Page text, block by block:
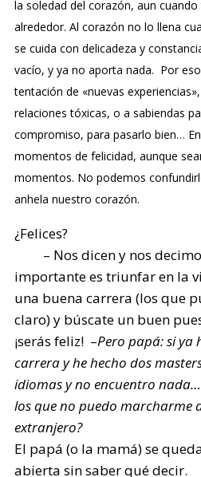
la soledad del corazón, aun
alrededor. Al corazón no lo llena
se cuida con delicadeza y
vacío, y ya no aporta nada. Por
tentación de «nuevas
relaciones tóxicas, o a sabiendas
compromiso, para pasarlo bien…
momentos de felicidad, aunque
momentos. No podemos
anhela nuestro corazón.
¿Felices?
– Nos dicen y nos
importante es triunfar en la
una buena carrera (los que
claro) y búscate un buen
¡serás feliz! –Pero papá: si ya
carrera y he hecho dos
idiomas y no encuentro
los que no puedo marcharme
extranjero?
El papá (o la mamá) se
abierta sin saber qué decir.